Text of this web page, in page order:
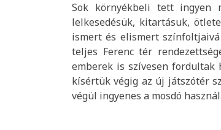
Sok környékbeli tett ingyen
lelkesedésük, kitartásuk,
ismert és elismert
teljes Ferenc tér
emberek is szívesen fordultak
kísértük végig az új játszótér
végül ingyenes a mosdó